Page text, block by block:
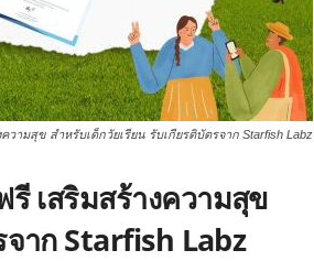
ามสุข สำหรับเด็กวัยเรียน รับเกียรติบัตรจาก Starfish Labz
เสริมสร้างความสุข
จาก Starfish Labz